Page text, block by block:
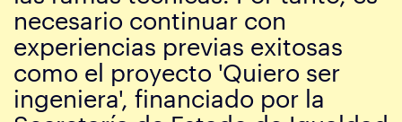
necesario continuar con
experiencias previas exitosas
como el proyecto 'Quiero ser
ingeniera', financiado por la